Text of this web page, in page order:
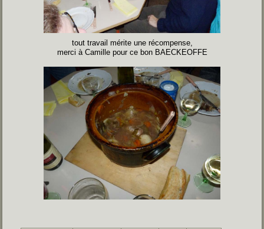
tout travail mérite une récompense,
merci à Camille pour ce bon BAECKEOFFE